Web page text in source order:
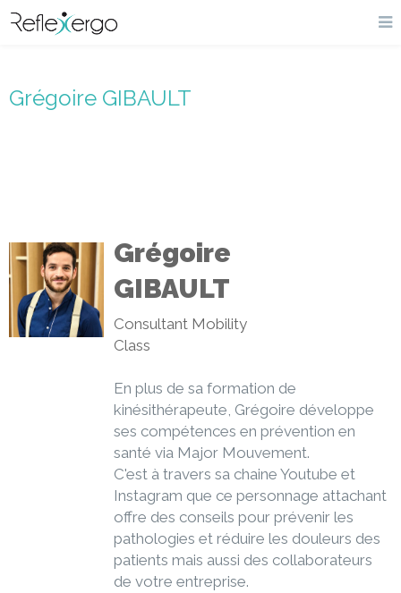
Grégoire GIBAULT
Grégoire
GIBAULT
Consultant Mobility
Class
En plus de sa formation de
kinésithérapeute, Grégoire développe
ses compétences en prévention en
santé via Major Mouvement.
C'est à travers sa chaine Youtube et
Instagram que ce personnage attachant
offre des conseils pour prévenir les
pathologies et réduire les douleurs des
patients mais aussi des collaborateurs
de votre entreprise.